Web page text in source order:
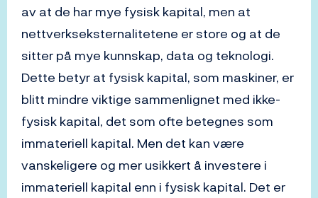
av at de har mye fysisk kapital, men at
nettverkseksternalitetene er store og at de
sitter på mye kunnskap, data og teknologi.
Dette betyr at fysisk kapital, som maskiner, er
blitt mindre viktige sammenlignet med ikke-
fysisk kapital, det som ofte betegnes som
immateriell kapital. Men det kan være
vanskeligere og mer usikkert å investere i
immateriell kapital enn i fysisk kapital. Det er